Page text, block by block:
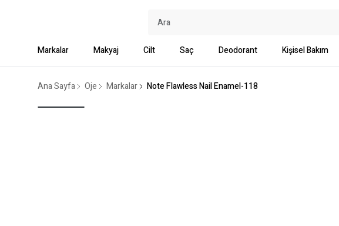
Markalar Makyaj Cilt Saç Deodorant Kişisel Bakım
Ana Sayfa Oje Markalar Note Flawless Nail Enamel-118